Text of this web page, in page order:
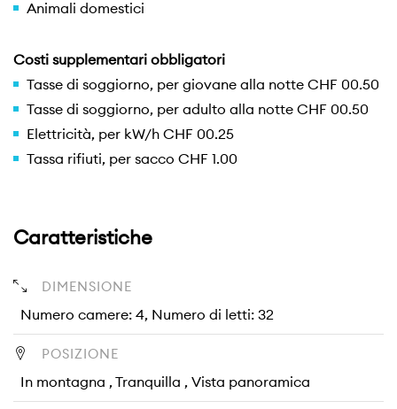
Animali domestici
Costi supplementari obbligatori
Tasse di soggiorno, per giovane alla notte CHF 00.50
Tasse di soggiorno, per adulto alla notte CHF 00.50
Elettricità, per kW/h CHF 00.25
Tassa rifiuti, per sacco CHF 1.00
Caratteristiche
DIMENSIONE
Numero camere: 4, Numero di letti: 32
POSIZIONE
In montagna , Tranquilla , Vista panoramica